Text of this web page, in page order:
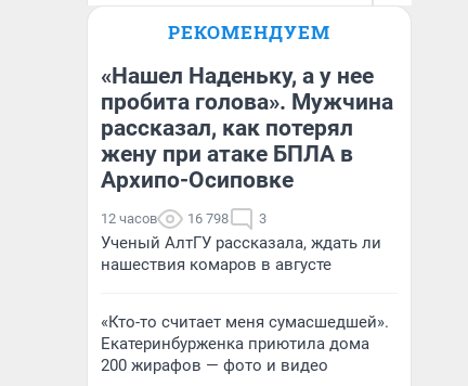
Надежда Губарь
РЕКОМЕНДУЕМ
«Нашел Наденьку, а у нее
пробита голова». Мужчина
рассказал, как потерял
жену при атаке БПЛА в
Архипо-Осиповке
12 часов 16 798 3
Ученый АлтГУ рассказала, ждать ли
нашествия комаров в августе
«Кто-то считает меня сумасшедшей».
Екатеринбурженка приютила дома
200 жирафов — фото и видео